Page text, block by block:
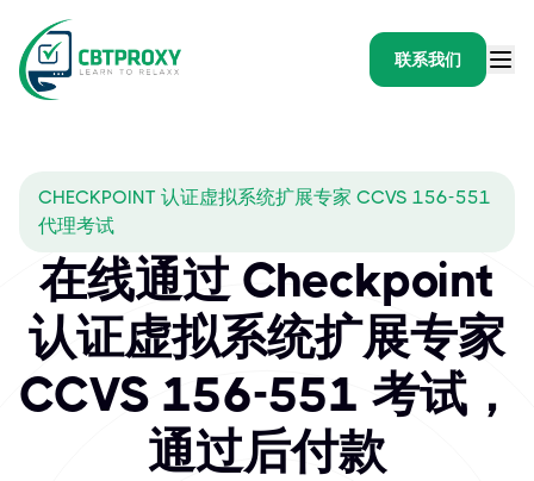
联系我们
CHECKPOINT 认证虚拟系统扩展专家 CCVS 156-551
代理考试
在线通过 Checkpoint
认证虚拟系统扩展专家
CCVS 156-551 考试，
通过后付款